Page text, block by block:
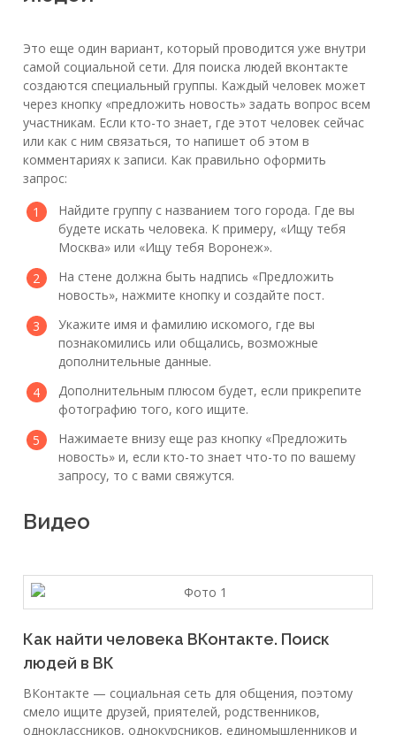
Это еще один вариант, который проводится уже внутри
самой социальной сети. Для поиска людей вконтакте
создаются специальный группы. Каждый человек может
через кнопку «предложить новость» задать вопрос всем
участникам. Если кто-то знает, где этот человек сейчас
или как с ним связаться, то напишет об этом в
комментариях к записи. Как правильно оформить
запрос:
Найдите группу с названием того города. Где вы
будете искать человека. К примеру, «Ищу тебя
Москва» или «Ищу тебя Воронеж».
На стене должна быть надпись «Предложить
новость», нажмите кнопку и создайте пост.
Укажите имя и фамилию искомого, где вы
познакомились или общались, возможные
дополнительные данные.
Дополнительным плюсом будет, если прикрепите
фотографию того, кого ищите.
Нажимаете внизу еще раз кнопку «Предложить
новость» и, если кто-то знает что-то по вашему
запросу, то с вами свяжутся.
Видео
Как найти человека ВКонтакте. Поиск
людей в ВК
ВКонтакте — социальная сеть для общения, поэтому
смело ищите друзей, приятелей, родственников,
одноклассников, однокурсников, единомышленников и